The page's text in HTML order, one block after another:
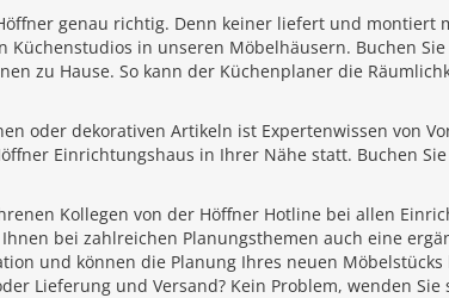
genau richtig. Denn keiner liefert und montiert
in unseren Möbelhäusern. Buchen
zu Hause. So kann der Küchenplaner die
oder dekorativen Artikeln ist Expertenwissen von
Einrichtungshaus in Ihrer Nähe statt. Buchen
Kollegen von der Höffner Hotline bei allen
bei zahlreichen Planungsthemen auch eine
und können die Planung Ihres neuen
Lieferung und Versand? Kein Problem, wenden